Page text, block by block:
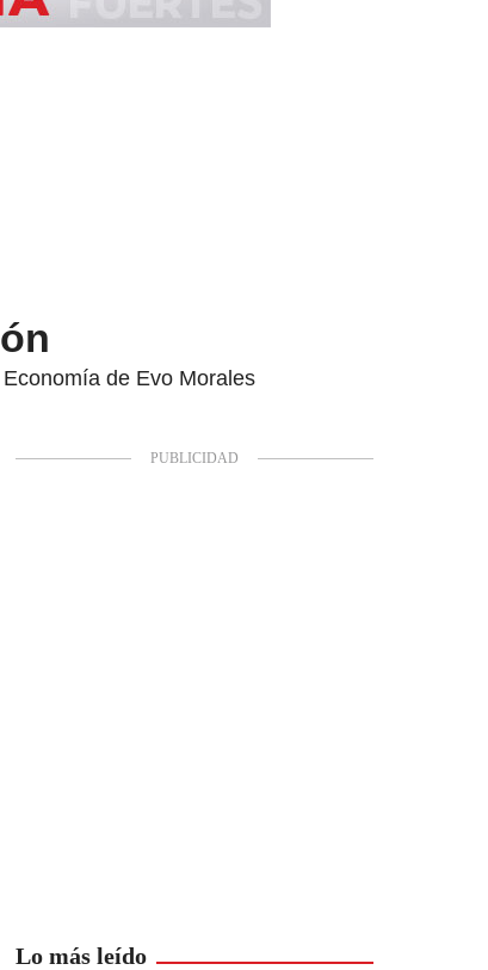
de Evo Morales
Lo más leído